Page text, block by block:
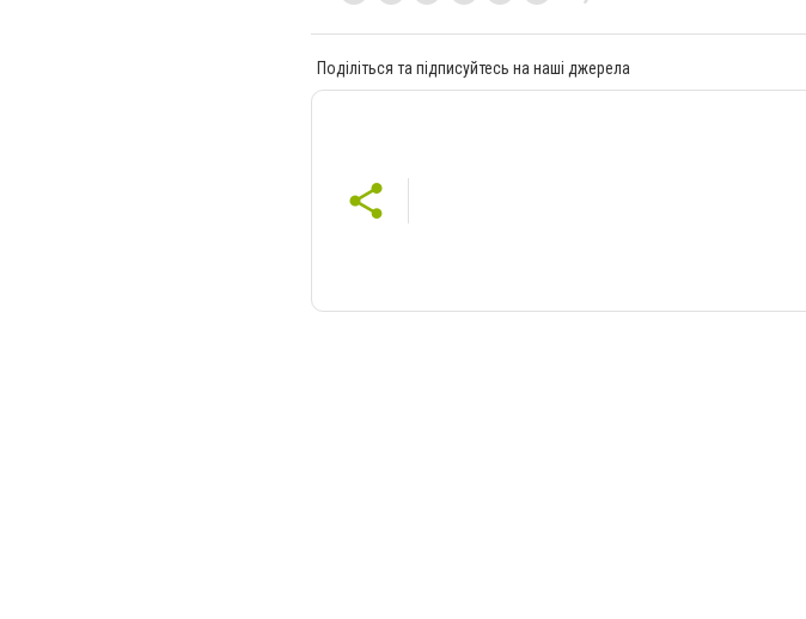
Поділіться та підписуйтесь на наші джерела